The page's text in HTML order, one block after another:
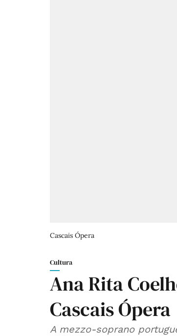
Cascais Ópera
Cultura
Ana Rita
Cascais Ópera
A mezzo-soprano